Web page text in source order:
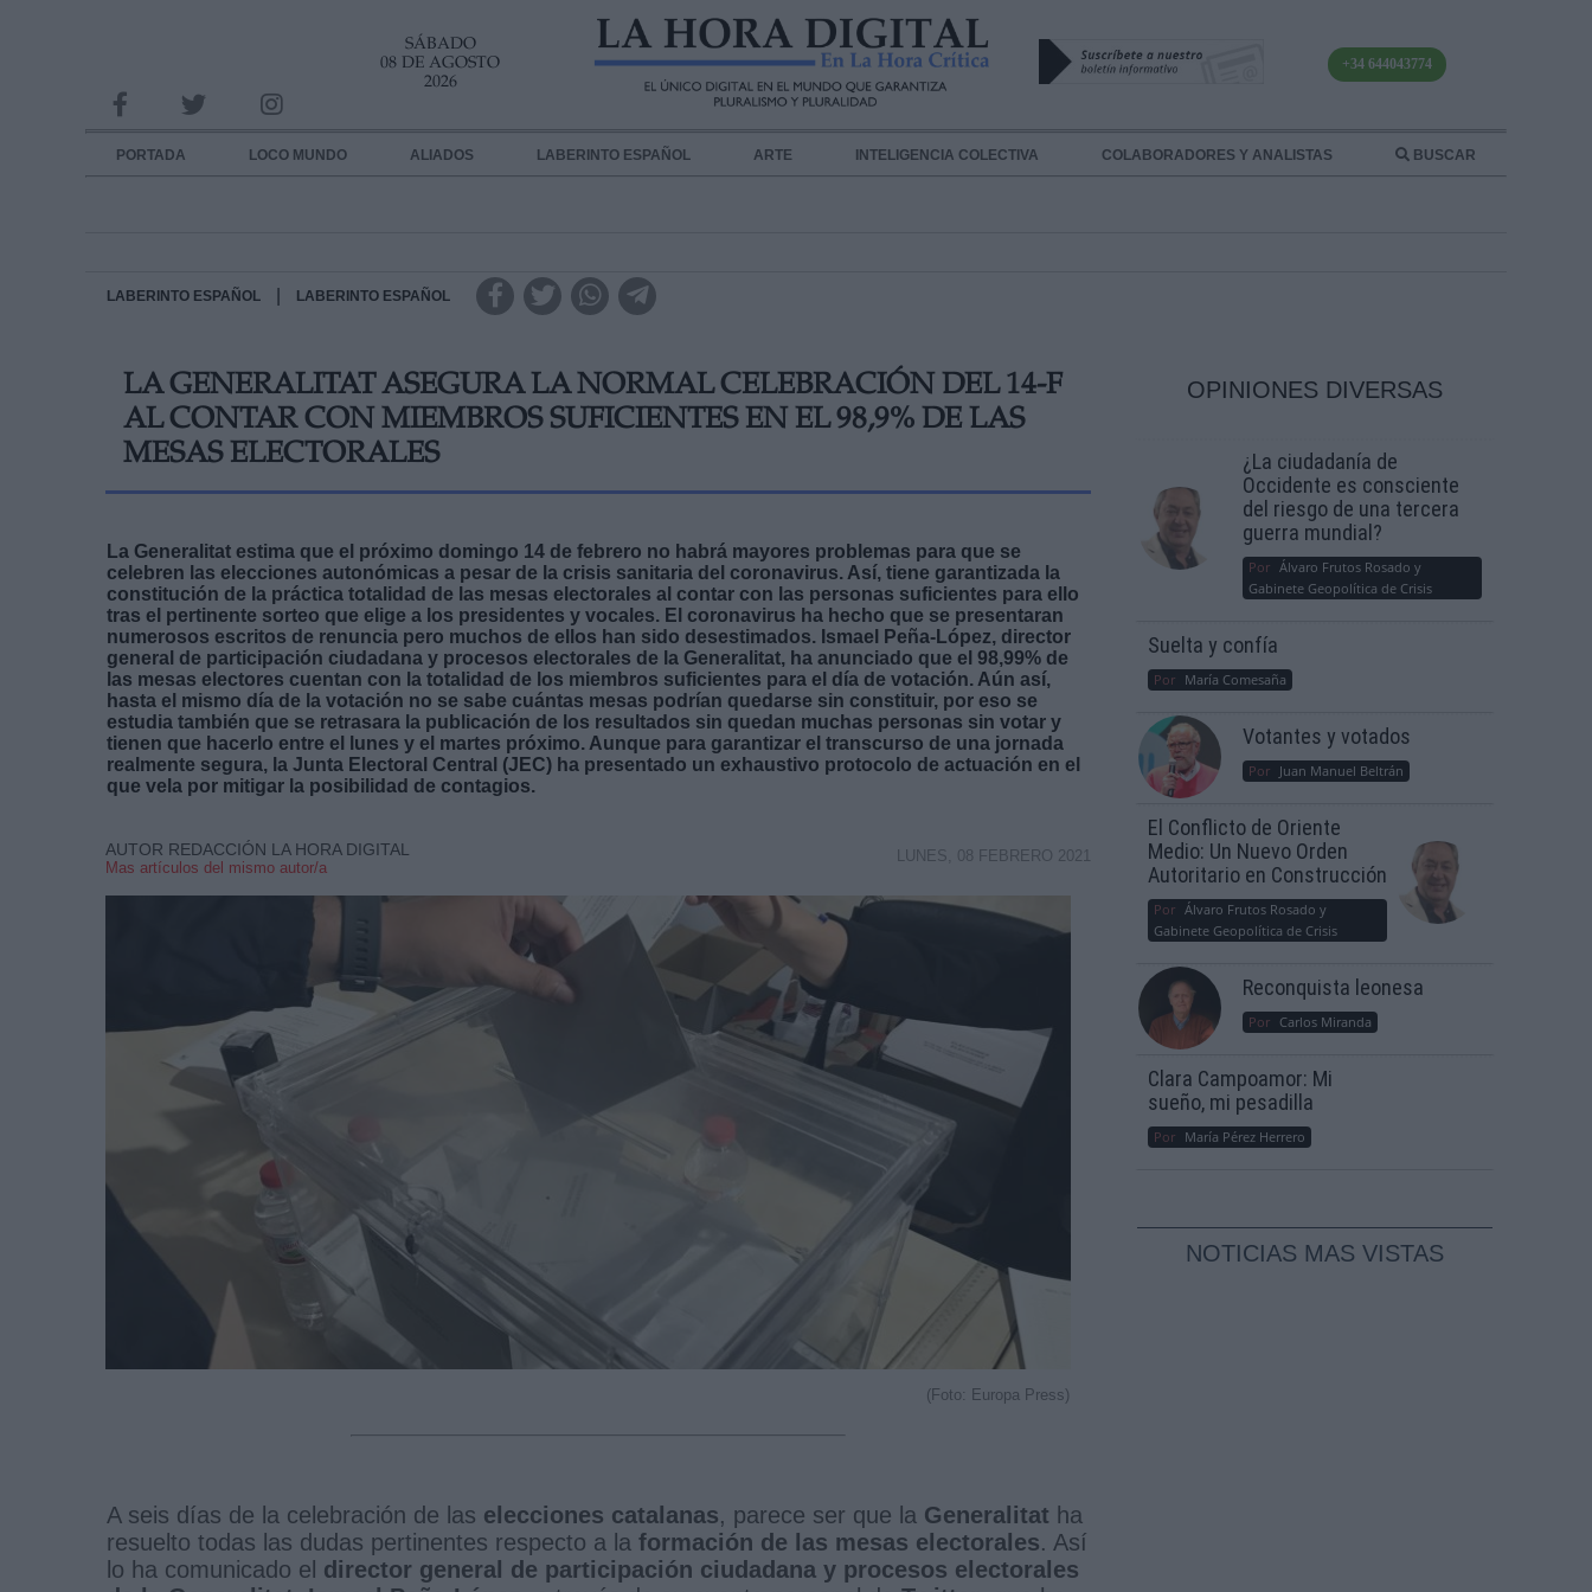
SÁBADO
08 DE AGOSTO
2026
+34 644043774
PORTADA LOCO MUNDO ALIADOS LABERINTO ESPAÑOL ARTE INTELIGENCIA COLECTIVA COLABORADORES Y ANALISTAS BUSCAR
LABERINTO ESPAÑOL LABERINTO ESPAÑOL
LA GENERALITAT ASEGURA LA NORMAL CELEBRACIÓN DEL 14-F
AL CONTAR CON MIEMBROS SUFICIENTES EN EL 98,9% DE LAS
MESAS ELECTORALES
La Generalitat estima que el próximo domingo 14 de febrero no habrá mayores problemas para que se
celebren las elecciones autonómicas a pesar de la crisis sanitaria del coronavirus. Así, tiene garantizada la
constitución de la práctica totalidad de las mesas electorales al contar con las personas suficientes para ello
tras el pertinente sorteo que elige a los presidentes y vocales. El coronavirus ha hecho que se presentaran
numerosos escritos de renuncia pero muchos de ellos han sido desestimados. Ismael Peña-López, director
general de participación ciudadana y procesos electorales de la Generalitat, ha anunciado que el 98,99% de
las mesas electores cuentan con la totalidad de los miembros suficientes para el día de votación. Aún así,
hasta el mismo día de la votación no se sabe cuántas mesas podrían quedarse sin constituir, por eso se
estudia también que se retrasara la publicación de los resultados sin quedan muchas personas sin votar y
tienen que hacerlo entre el lunes y el martes próximo. Aunque para garantizar el transcurso de una jornada
realmente segura, la Junta Electoral Central (JEC) ha presentado un exhaustivo protocolo de actuación en el
que vela por mitigar la posibilidad de contagios.
AUTOR REDACCIÓN LA HORA DIGITAL
Mas artículos del mismo autor/a
LUNES, 08 FEBRERO 2021
(Foto: Europa Press)
A seis días de la celebración de las elecciones catalanas, parece ser que la Generalitat ha
resuelto todas las dudas pertinentes respecto a la formación de las mesas electorales. Así
lo ha comunicado el director general de participación ciudadana y procesos electorales
OPINIONES DIVERSAS
¿La ciudadanía de
Occidente es consciente
del riesgo de una tercera
guerra mundial?
Por Álvaro Frutos Rosado y
Gabinete Geopolítica de Crisis
Suelta y confía
Por María Comesaña
Votantes y votados
Por Juan Manuel Beltrán
El Conflicto de Oriente
Medio: Un Nuevo Orden
Autoritario en Construcción
Por Álvaro Frutos Rosado y
Gabinete Geopolítica de Crisis
Reconquista leonesa
Por Carlos Miranda
Clara Campoamor: Mi
sueño, mi pesadilla
Por María Pérez Herrero
NOTICIAS MAS VISTAS
INFORMACION SOBRE LA PROTECCIÓN DE TUS DATOS
Responsable:
Destinatarios:
link
Información adicional
link